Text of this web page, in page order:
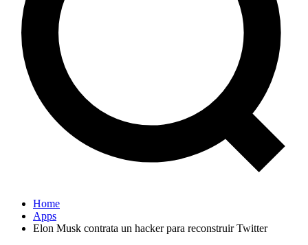
Home
Apps
Elon Musk contrata un hacker para reconstruir Twitter